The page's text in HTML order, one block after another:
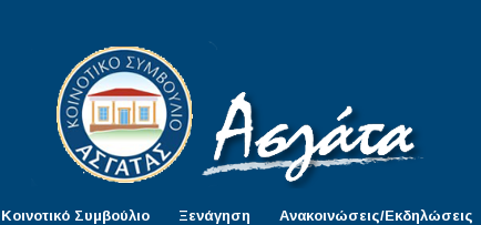
Κοινοτικό Συμβούλιο Ξενάγηση Ανακοινώσεις/Εκδηλώσεις